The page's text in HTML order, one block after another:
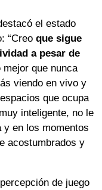
el estado
“Creo que sigue
a pesar de
mejor que nunca
viendo en vivo y
que ocupa
inteligente, no le
y en los momentos
acostumbrados y
de juego